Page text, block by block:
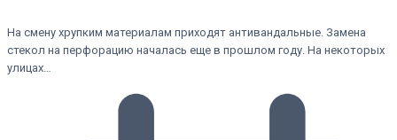
На смену хрупким материалам приходят антивандальные. Замена
стекол на перфорацию началась еще в прошлом году. На некоторых
улицах…